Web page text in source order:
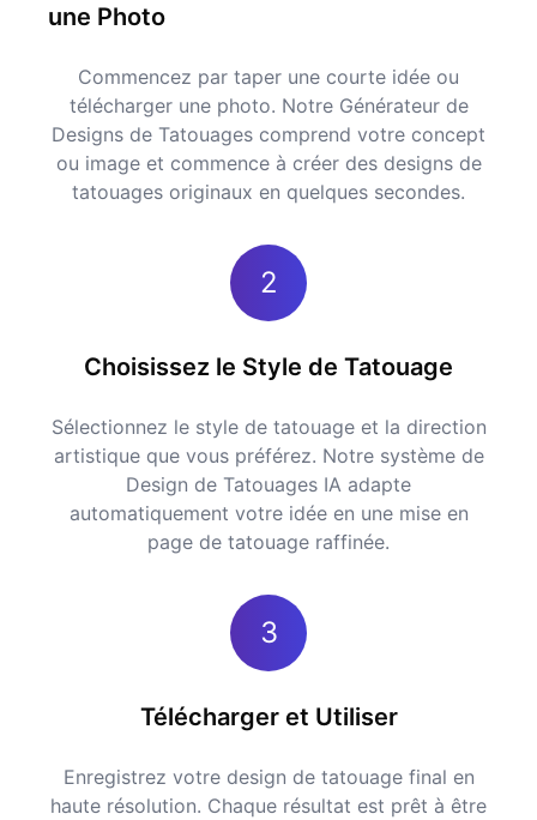
une Photo
Commencez par taper une courte idée ou
télécharger une photo. Notre Générateur de
Designs de Tatouages comprend votre concept
ou image et commence à créer des designs de
tatouages originaux en quelques secondes.
2
Choisissez le Style de Tatouage
Sélectionnez le style de tatouage et la direction
artistique que vous préférez. Notre système de
Design de Tatouages IA adapte
automatiquement votre idée en une mise en
page de tatouage raffinée.
3
Télécharger et Utiliser
Enregistrez votre design de tatouage final en
haute résolution. Chaque résultat est prêt à être